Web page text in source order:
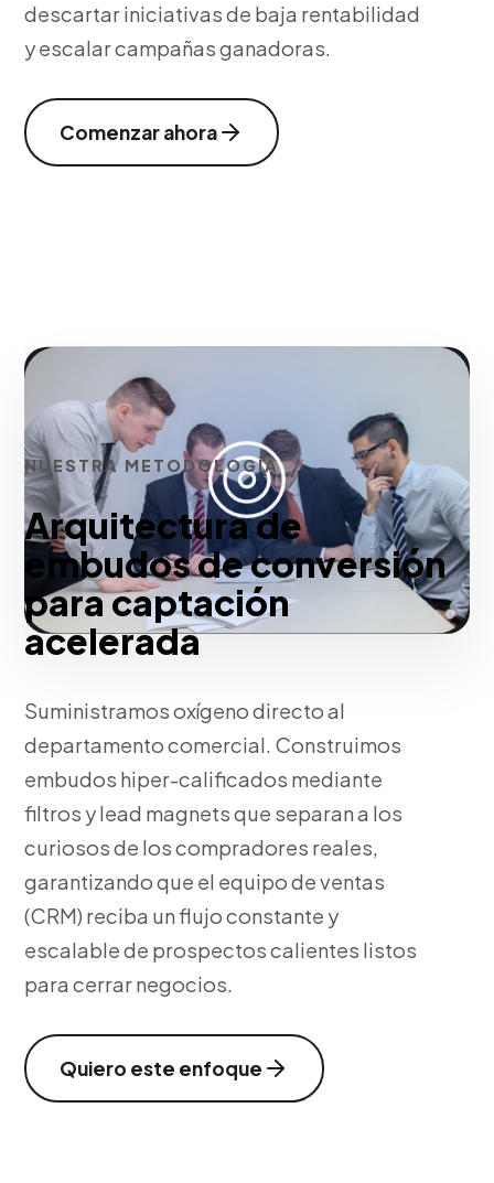
descartar iniciativas de baja rentabilidad
y escalar campañas ganadoras.
Comenzar ahora
NUESTRA METODOLOGÍA
Arquitectura de
embudos de conversión
para captación
acelerada
Suministramos oxígeno directo al
departamento comercial. Construimos
embudos hiper-calificados mediante
filtros y lead magnets que separan a los
curiosos de los compradores reales,
garantizando que el equipo de ventas
(CRM) reciba un flujo constante y
escalable de prospectos calientes listos
para cerrar negocios.
Quiero este enfoque